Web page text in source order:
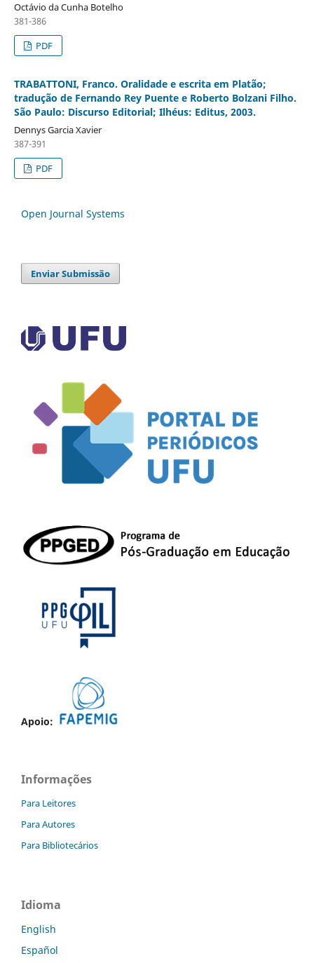
Octávio da Cunha Botelho
381-386
PDF
TRABATTONI, Franco. Oralidade e escrita em Platão;
tradução de Fernando Rey Puente e Roberto Bolzani Filho.
São Paulo: Discurso Editorial; Ilhéus: Editus, 2003.
Dennys Garcia Xavier
387-391
PDF
Open Journal Systems
Enviar Submissão
Apoio:
Informações
Para Leitores
Para Autores
Para Bibliotecários
Idioma
English
Español